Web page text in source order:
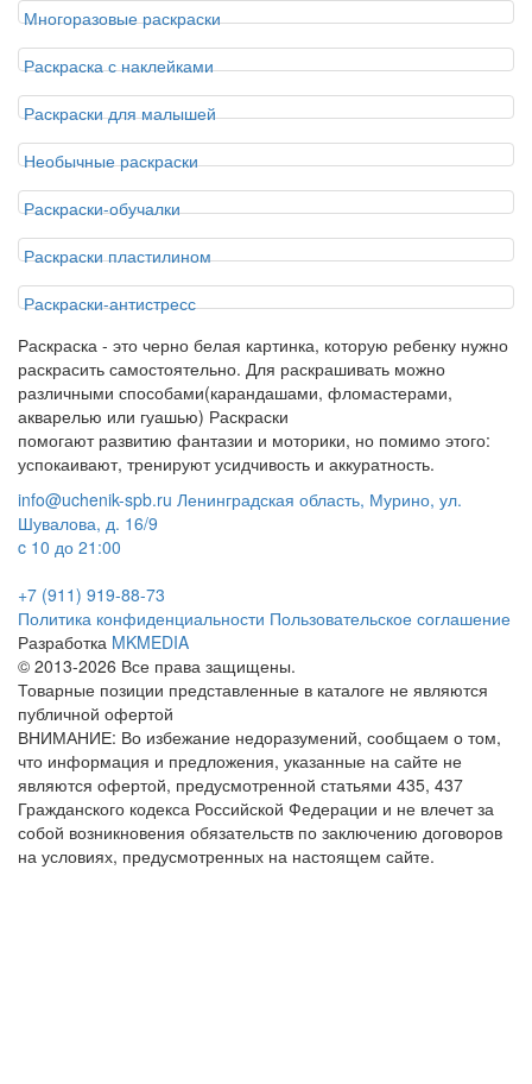
Многоразовые раскраски
Раскраска с наклейками
Раскраски для малышей
Необычные раскраски
Раскраски-обучалки
Раскраски пластилином
Раскраски-антистресс
Раскраска - это черно белая картинка, которую ребенку нужно
раскрасить самостоятельно. Для раскрашивать можно
различными способами(карандашами, фломастерами,
акварелью или гуашью) Раскраски
помогают развитию фантазии и моторики, но помимо этого:
успокаивают, тренируют усидчивость и аккуратность.
info@uchenik-spb.ru Ленинградская область, Мурино, ул.
Шувалова, д. 16/9
c 10 до 21:00
+7 (911) 919-88-73
Политика конфиденциальности Пользовательское соглашение
Разработка MKMEDIA
© 2013-2026 Все права защищены.
Товарные позиции представленные в каталоге не являются
публичной офертой
ВНИМАНИЕ: Во избежание недоразумений, сообщаем о том,
что информация и предложения, указанные на сайте не
являются офертой, предусмотренной статьями 435, 437
Гражданского кодекса Российской Федерации и не влечет за
собой возникновения обязательств по заключению договоров
на условиях, предусмотренных на настоящем сайте.